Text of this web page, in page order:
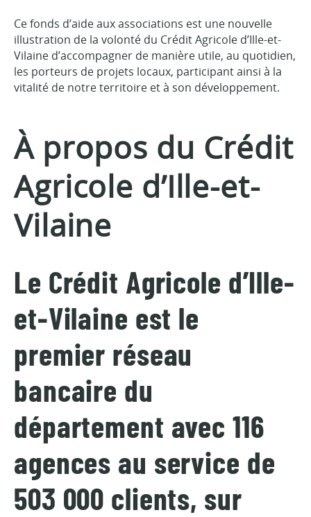
Ce fonds d’aide aux associations est une nouvelle
illustration de la volonté du Crédit Agricole d’Ille-et-
Vilaine d’accompagner de manière utile, au quotidien,
les porteurs de projets locaux, participant ainsi à la
vitalité de notre territoire et à son développement.
À propos du Crédit
Agricole d’Ille-et-
Vilaine
Le Crédit Agricole d’Ille-
et-Vilaine est le
premier réseau
bancaire du
département avec 116
agences au service de
503 000 clients, sur